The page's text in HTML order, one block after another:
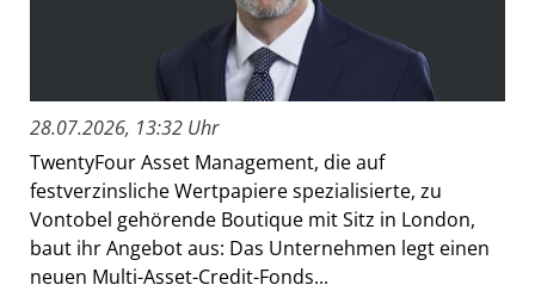
28.07.2026, 13:32 Uhr
TwentyFour Asset Management, die auf
festverzinsliche Wertpapiere spezialisierte, zu
Vontobel gehörende Boutique mit Sitz in London,
baut ihr Angebot aus: Das Unternehmen legt einen
neuen Multi-Asset-Credit-Fonds...